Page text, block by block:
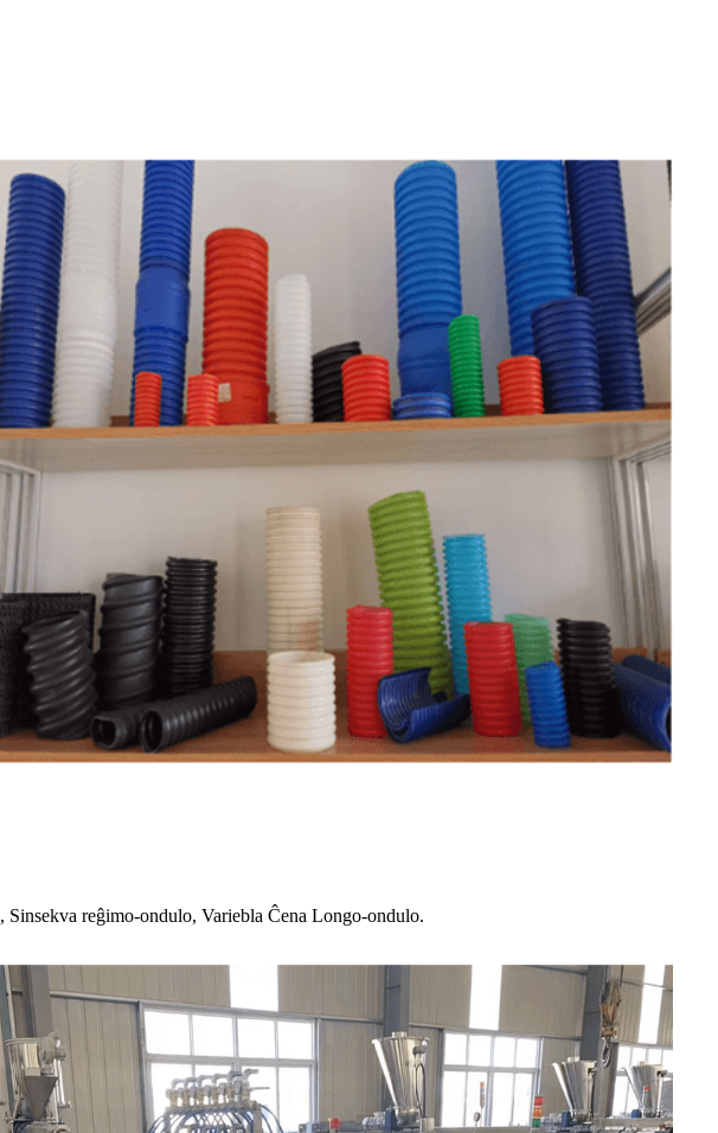
reĝimo-ondulo, Variebla Ĉena Longo-ondulo.